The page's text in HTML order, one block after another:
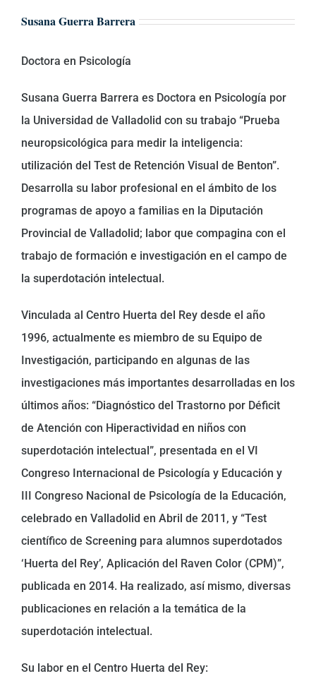
Susana Guerra Barrera
Doctora en Psicología
Susana Guerra Barrera es Doctora en Psicología por
la Universidad de Valladolid con su trabajo “Prueba
neuropsicológica para medir la inteligencia:
utilización del Test de Retención Visual de Benton”.
Desarrolla su labor profesional en el ámbito de los
programas de apoyo a familias en la Diputación
Provincial de Valladolid; labor que compagina con el
trabajo de formación e investigación en el campo de
la superdotación intelectual.
Vinculada al Centro Huerta del Rey desde el año
1996, actualmente es miembro de su Equipo de
Investigación, participando en algunas de las
investigaciones más importantes desarrolladas en los
últimos años: “Diagnóstico del Trastorno por Déficit
de Atención con Hiperactividad en niños con
superdotación intelectual”, presentada en el VI
Congreso Internacional de Psicología y Educación y
III Congreso Nacional de Psicología de la Educación,
celebrado en Valladolid en Abril de 2011, y “Test
científico de Screening para alumnos superdotados
‘Huerta del Rey’, Aplicación del Raven Color (CPM)”,
publicada en 2014. Ha realizado, así mismo, diversas
publicaciones en relación a la temática de la
superdotación intelectual.
Su labor en el Centro Huerta del Rey: